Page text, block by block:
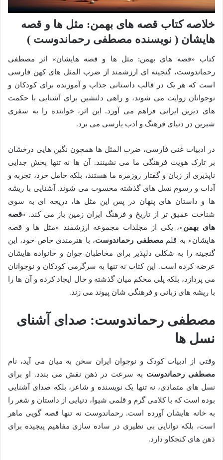
خلاصه کتاب قصه های بهمن: مثل ها و قصه
هایشان ( نویسنده مصطفی رحماندوست )
کتاب «قصه های بهمن: مثل ها و قصه هایشان» اثر مصطفی
رحماندوست، گنجینه ای ارزشمند از ضرب المثل های کهن فارسی
است که هر یک در قالب داستانی جذاب و آموزنده برای کودکان و
نوجوانان روایت می شوند، و راهی دلنشین برای آشنایی با حکمت
های دیرین ایرانی فراهم می آورد. این اثر، خواننده را به سفری
شیرین در دنیای فرهنگ و ادب پارسی می برد.
در ادبیات غنی فارسی، ضرب المثل ها همچون نگین هایی درخشان
بر تارک هویت فرهنگی ما می نشینند. آن ها نه تنها بخش جدایی
ناپذیری از زبان و گفتار روزمره ما هستند، بلکه حامل خرد، تجربه و
آداب و رسوم نسل های گذشته محسوب می شوند. آشنایی با ریشه
ها و داستان های پنهان در پس این مثل ها، دریچه ای به سوی
شناخت عمیق تر از تاریخ و فرهنگ ایران زمین باز می کند. «قصه
های بهمن»، یکی از مجلدات مجموعه ارزشمند «مثل ها و قصه
هایشان» به قلممصطفی رحماندوست، با هنرمندی خاص خود، این
گنجینه را به شکلی دلپذیر برای مخاطبان جوان و خانواده هایشان
عرضه کرده است. این کتاب نه تنها به سرگرمی کودکان و نوجوانان
می پردازد، بلکه پلی محکم میان گذشته و حال ایجاد کرده و آن ها را
با ریشه های زبانی و فرهنگی شان پیوند می زند.
مصطفی رحماندوست: صدای آشنای
نسل ها
وقتی از ادبیات کودک و نوجوان ایران سخن به میان می آید، نام
مصطفی رحماندوست به سرعت در ذهن نقش می بندد. او برای
نسل های متمادی، نه تنها یک نویسنده و شاعر، بلکه صدای آشنایی
بوده است که با کلامی گرم و قلمی شیوا، دنیایی از داستان و شعر را
به خانه هایشان آورده است. رحماندوست نه تنها قصه گویی ماهر
است، بلکه توانایی بی نظیری در ساده سازی مفاهیم پیچیده برای
ذهن های کنجکاو دارد.